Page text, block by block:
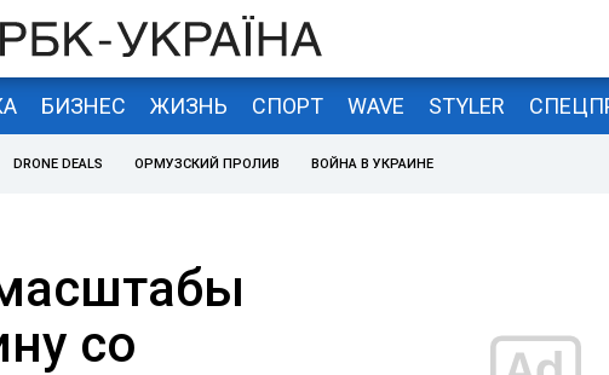
БИЗНЕС ЖИЗНЬ СПОРТ WAVE STYLER
DRONE DEALS ОРМУЗСКИЙ ПРОЛИВ ВОЙНА В УКРАИНЕ
со